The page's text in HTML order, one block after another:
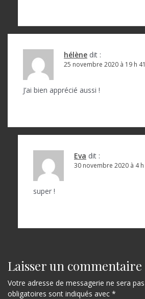
hélène dit :
25 novembre 2020 à 19 h
J’ai bien apprécié aussi !
Eva dit :
30 novembre 2020 à 4
super !
Laisser un commentaire
Votre adresse de messagerie ne sera
obligatoires sont indiqués avec *